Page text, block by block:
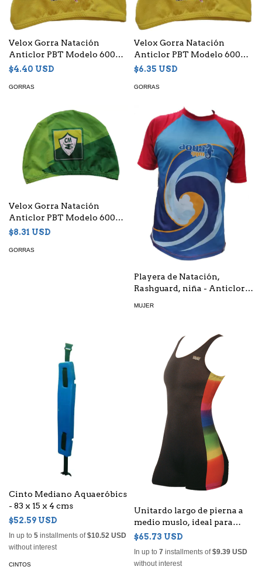
Velox Gorra Natación
Anticlor PBT Modelo 6000
con transfer - (copia)
$4.40 USD
GORRAS
Velox Gorra Natación
Anticlor PBT Modelo 6000
con transfer
$6.35 USD
GORRAS
Velox Gorra Natación
Anticlor PBT Modelo 6000
Sublimada
$8.31 USD
GORRAS
Playera de Natación,
Rashguard, niña - Anticlor -
MUJER
Cinto Mediano Aquaeróbics
- 83 x 15 x 4 cms
$52.59 USD
In up to 5 installments of$10.52 USD
without interest
CINTOS
Unitardo largo de pierna a
medio muslo, ideal para
realizar ejercicios acuáticos
(copia)
$65.73 USD
In up to 7 installments of$9.39 USD
without interest